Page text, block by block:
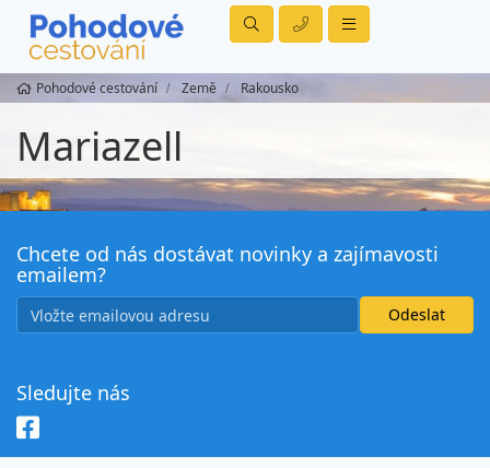
Pohodové cestování Země Rakousko
Mariazell
Chcete od nás dostávat novinky a zajímavosti
emailem?
Sledujte nás